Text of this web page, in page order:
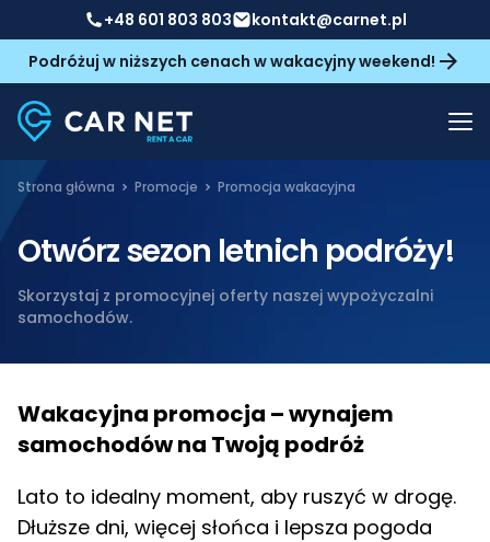
+48 601 803 803
kontakt@carnet.pl
Podróżuj w niższych cenach w wakacyjny weekend!
Strona główna Promocje Promocja wakacyjna
Otwórz sezon letnich podróży!
Skorzystaj z promocyjnej oferty naszej wypożyczalni
samochodów.
Wakacyjna promocja – wynajem
samochodów na Twoją podróż
Lato to idealny moment, aby ruszyć w drogę.
Dłuższe dni, więcej słońca i lepsza pogoda